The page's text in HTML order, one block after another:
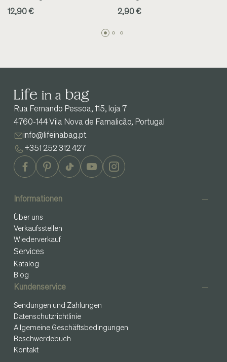
12,90 €
2,90 €
Rua Fernando Pessoa, 115, loja 7
4760-144 Vila Nova de Famalicão, Portugal
info@lifeinabag.pt
+351 252 312 427
Informationen
Über uns
Verkaufsstellen
Wiederverkauf
Services
Katalog
Blog
Kundenservice
Sendungen und Zahlungen
Datenschutzrichtlinie
Allgemeine Geschäftsbedingungen
Beschwerdebuch
Kontakt